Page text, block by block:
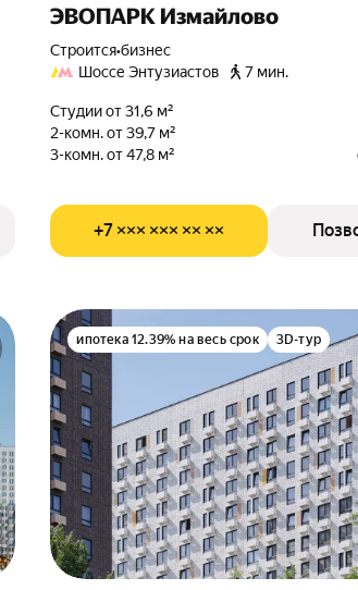
ЭВОПАРК Измайлово
Строится•бизнес
Шоссе Энтузиастов
7 мин.
Студии от 31,6 м²
2-комн. от 39,7 м²
3-комн. от 47,8 м²
+7 ××× ××× ×× ××
ипотека 12.39% на весь срок 3D-тур